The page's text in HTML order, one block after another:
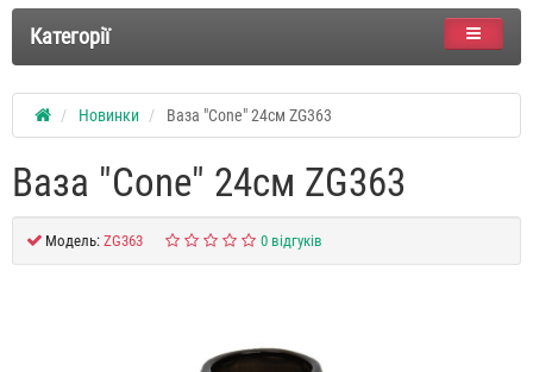
Категорії
Новинки Ваза "Сone" 24см ZG363
Ваза "Сone" 24см ZG363
Модель: ZG363 0 відгуків